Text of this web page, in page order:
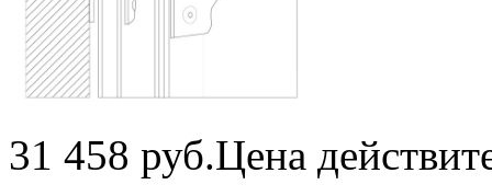
31 458 руб.Цена